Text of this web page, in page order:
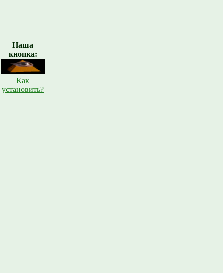
Наша
кнопка:
Как
установить?